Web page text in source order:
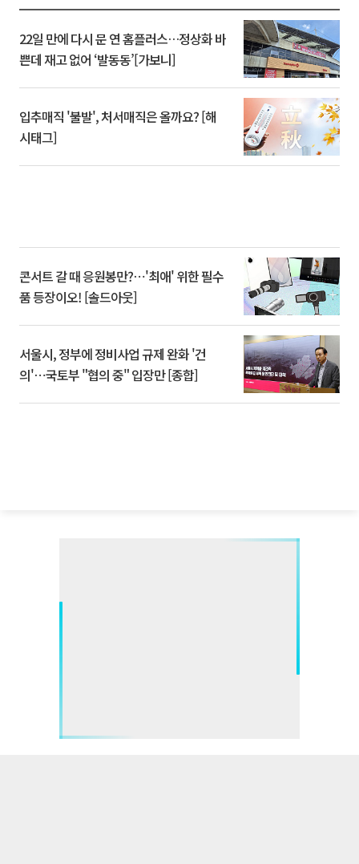
22일 만에 다시 문 연 홈플러스…정상화 바
쁜데 재고 없어 ‘발동동’[가보니]
입추매직 '불발', 처서매직은 올까요? [해
시태그]
콘서트 갈 때 응원봉만?⋯'최애' 위한 필수
품 등장이오! [솔드아웃]
서울시, 정부에 정비사업 규제 완화 '건
의'⋯국토부 "협의 중" 입장만 [종합]